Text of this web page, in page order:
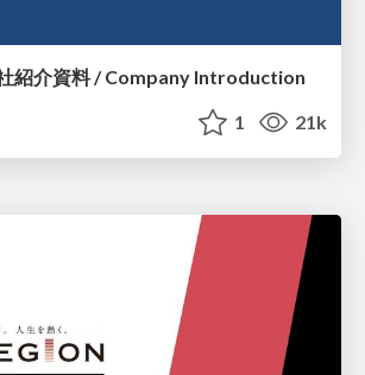
紹介資料 / Company Introduction
1 21k